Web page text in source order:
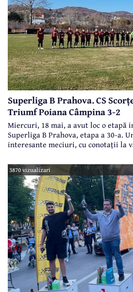
Superliga B Prahova. CS
Triumf Poiana Câmpina 3-2
Miercuri, 18 mai, a avut loc o etapă
Superliga B Prahova, etapa a 30-a.
interesante meciuri, cu conotații la
Triumf Poiana Câmpina.
3870 vizualizari